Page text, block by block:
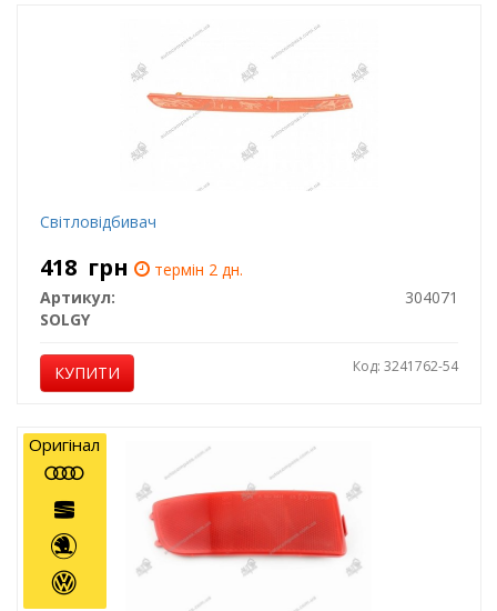
Світловідбивач
418 грн
термін 2 дн.
Артикул:
304071
SOLGY
КУПИТИ Код: 3241762-54
Оригінал